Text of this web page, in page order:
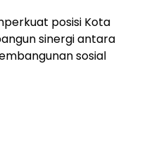
posisi Kota
sinergi antara
sosial